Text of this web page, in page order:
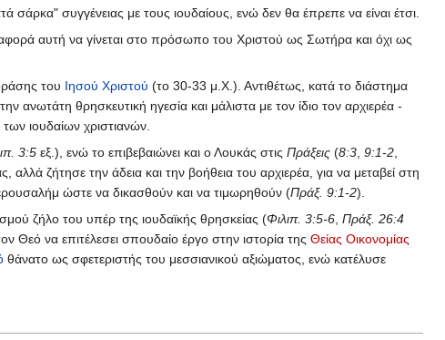
συγγένειας με τους ιουδαίους, ενώ δεν θα έπρεπε να είναι έτσι.
αυτή να γίνεται στο πρόσωπο του Χριστού ως Σωτήρα και όχι ως
του Ιησού Χριστού (το 30-33 μ.Χ.). Αντιθέτως, κατά το διάστημα
ανωτάτη θρησκευτική ηγεσία και μάλιστα με τον ίδιο τον αρχιερέα -
ιουδαίων χριστιανών.
3:5 εξ.), ενώ το επιβεβαιώνει και ο Λουκάς στιςΠράξεις (8:3 ,9:1-2
ζήτησε την άδεια και την βοήθεια του αρχιερέα, για να μεταβεί στη
ώστε να δικασθούν και να τιμωρηθούν (Πράξ. 9:1-2).
ζήλο του υπέρ της ιουδαϊκής θρησκείας (Φιλιπ. 3:5-6 Πράξ. 26:4
Θεό να επιτέλεσει σπουδαίο έργο στην ιστορία της Θείας Οικονομίας
θάνατο ως σφετεριστής του μεσσιανικού αξιώματος, ενώ κατέλυσε